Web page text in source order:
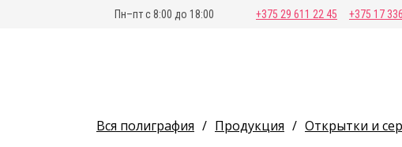
Пн–пт с 8:00 до 18:00 +375 29 611 22 45 +375 17
Вся полиграфия / Продукция / Открытки и